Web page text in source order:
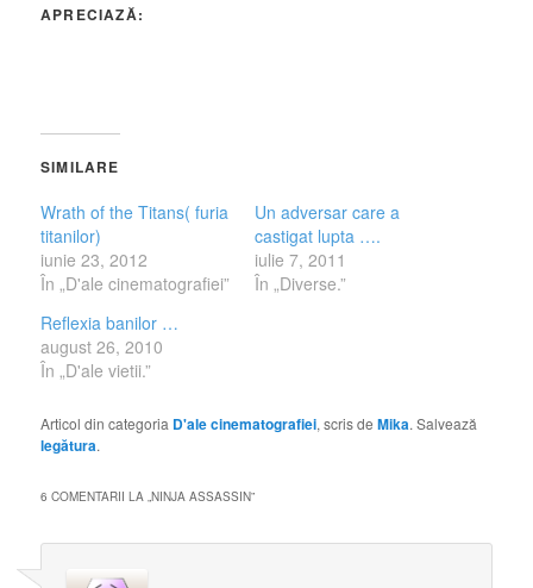
APRECIAZĂ:
SIMILARE
Wrath of the Titans( furia
titanilor)
iunie 23, 2012
În „D'ale cinematografiei”
Un adversar care a
castigat lupta ….
iulie 7, 2011
În „Diverse.”
Reflexia banilor …
august 26, 2010
În „D'ale vietii.”
Articol din categoria D'ale cinematografiei, scris deMika. Salvează
legătura.
6 COMENTARII LA „NINJA ASSASSIN”